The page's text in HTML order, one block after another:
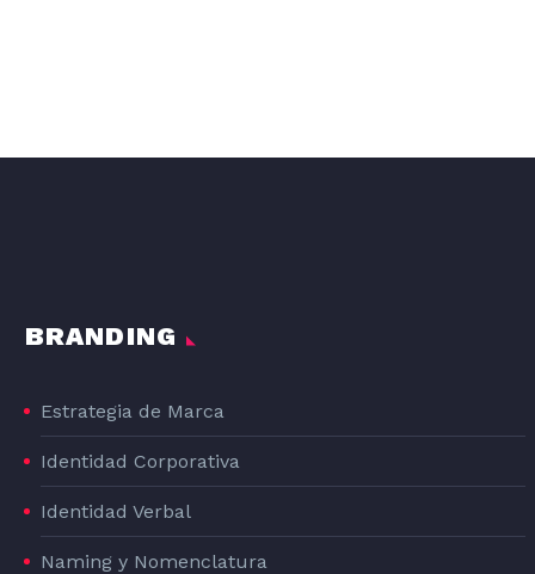
BRANDING
Estrategia de Marca
Identidad Corporativa
Identidad Verbal
Naming y Nomenclatura